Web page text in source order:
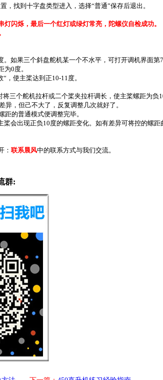
找到十字盘类型进入，选择“普通”保存后退出。
闪烁，最后一个红灯或绿灯常亮，陀螺仪自检成功。
果三个斜盘舵机某一个不水平，可打开调机界面第
0度。
，使主桨达到正10-11度。
三个舵机拉杆或二个桨夹拉杆调长，使主桨螺距为负
，但己不大了，反复调整几次就好了。
的普通模式便调整完毕。
会出现正负10度的螺距变化。如有差异可将控的螺
： 联系晨风中的联系方式与我们交流。
群: